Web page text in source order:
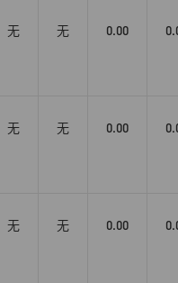
无 无 0.00
无 无 0.00
无 无 0.00